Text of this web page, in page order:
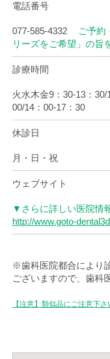
電話番号
077-585-4332
ご予約
リーズをご希望」の旨
診療時間
火水木金9：30-13：
00/14：00-17：30
休診日
月・日・祝
ウェブサイト
▼さらに詳しい医院情
http://www.goto-
※歯科医院都合により
ございますので、歯科
【注意】類似品にご注意下さ